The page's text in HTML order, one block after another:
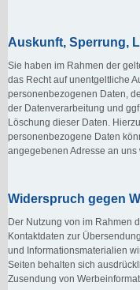
Auskunft, Sperrung,
Sie haben im Rahmen der
das Recht auf unentgeltliche
personenbezogenen Daten,
der Datenverarbeitung und
Löschung dieser Daten.
personenbezogene Daten
angegebenen Adresse an uns
Widerspruch gegen
Der Nutzung von im Rahmen
Kontaktdaten zur
und Informationsmaterialien
Seiten behalten sich
Zusendung von